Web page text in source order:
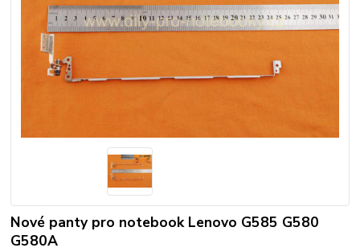
Nové panty pro notebook Lenovo G585 G580
G580A